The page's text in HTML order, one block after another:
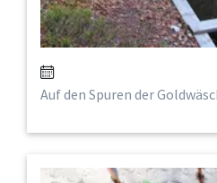
Auf den Spuren der